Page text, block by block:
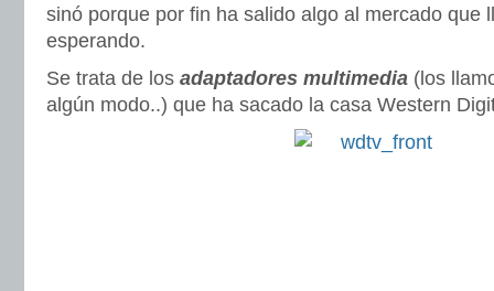
sinó porque por fin ha salido algo al mercado que
esperando.
Se trata de los adaptadores multimedia (los
algún modo..) que ha sacado la casa Western